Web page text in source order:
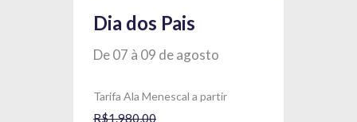
Dia dos Pais
De 07 à 09 de agosto
Tarifa Ala Menescal a partir
R$1.980,00